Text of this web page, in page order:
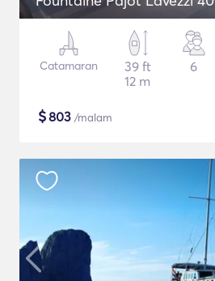
Catamaran
39 ft
12 m
6
$803 /malam